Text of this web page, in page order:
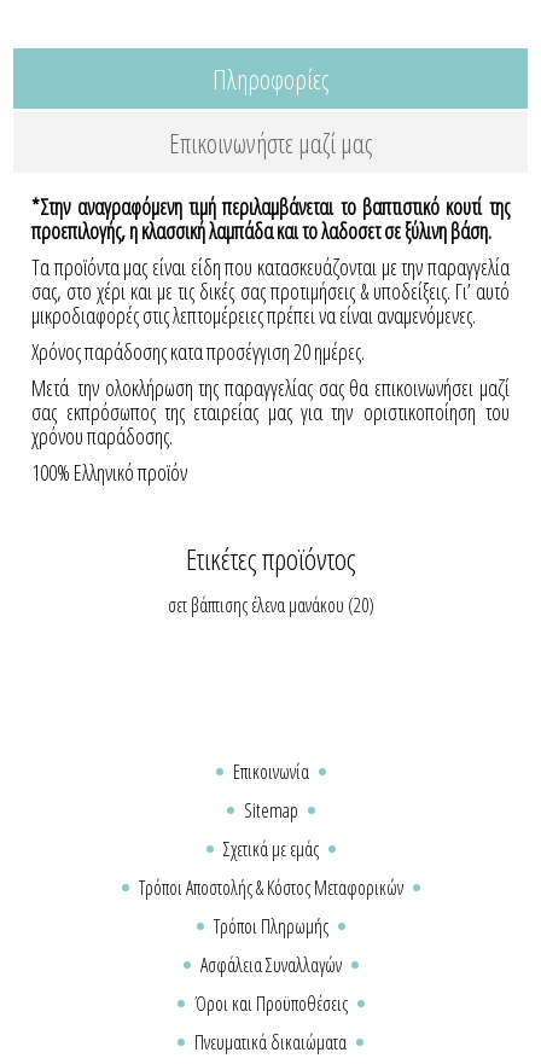
Πληροφορίες
Επικοινωνήστε μαζί μας
*Στην αναγραφόμενη τιμή περιλαμβάνεται το βαπτιστικό κουτί της
προεπιλογής, η κλασσική λαμπάδα και το λαδοσετ σε ξύλινη βάση.
Τα προϊόντα μας είναι είδη που κατασκευάζονται με την παραγγελία
σας, στο χέρι και με τις δικές σας προτιμήσεις & υποδείξεις. Γι’ αυτό
μικροδιαφορές στις λεπτομέρειες πρέπει να είναι αναμενόμενες.
Χρόνος παράδοσης κατα προσέγγιση 20 ημέρες.
Μετά την ολοκλήρωση της παραγγελίας σας θα επικοινωνήσει μαζί
σας εκπρόσωπος της εταιρείας μας για την οριστικοποίηση του
χρόνου παράδοσης.
100% Ελληνικό προϊόν
Ετικέτες προϊόντος
σετ βάπτισης έλενα μανάκου (20)
Επικοινωνία
Sitemap
Σχετικά με εμάς
Τρόποι Αποστολής & Κόστος Μεταφορικών
Τρόποι Πληρωμής
Ασφάλεια Συναλλαγών
Όροι και Προϋποθέσεις
Πνευματικά δικαιώματα